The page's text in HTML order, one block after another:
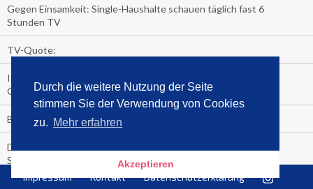
Durch die weitere Nutzung der Seite
stimmen Sie der Verwendung von Cookies
zu. Mehr erfahren
Akzeptieren
Gegen Einsamkeit: Single-Haushalte schauen täglich fast 6
Stunden TV
TV-Quote:
Italienisches Kochbuch schießt auf Nummer 1 in Deutschland,
Österreich und Schweiz
Blick in die Garage der TV-Dauerglotzer
Die Deutschen investieren, während die Österreicher und
Schweizer noch nachdenken, wie sie reich werden.
Impressum Kontakt Datenschutzerklärung